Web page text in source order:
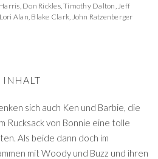
, Don Rickles,Timothy Dalton,Jeff
Lori Alan, Blake Clark, John Ratzenberger
INHALT
sich auch Ken und Barbie, die
Rucksack von Bonnie eine tolle
Als beide dann doch im
mit Woody und Buzz und ihren